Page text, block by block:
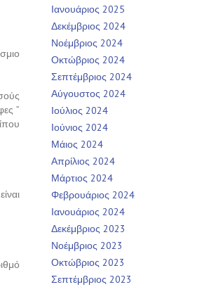
”
Ιανουάριος 2025
Δεκέμβριος 2024
Νοέμβριος 2024
Οκτώβριος 2024
Σεπτέμβριος 2024
Αύγουστος 2024
Ιούλιος 2024
Ιούνιος 2024
Μάιος 2024
Απρίλιος 2024
Μάρτιος 2024
Φεβρουάριος 2024
Ιανουάριος 2024
Δεκέμβριος 2023
Νοέμβριος 2023
Οκτώβριος 2023
Σεπτέμβριος 2023